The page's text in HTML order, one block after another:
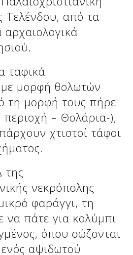
Τελένδου, από τα
ταφικά
μορφή θολωτών
τη μορφή τους πήρε
– Θολάρια-),
χτιστοί τάφοι
της
νεκρόπολης
φαράγγι, τη
να πάτε για κολύμπι
όπου σώζονται
αψιδωτού